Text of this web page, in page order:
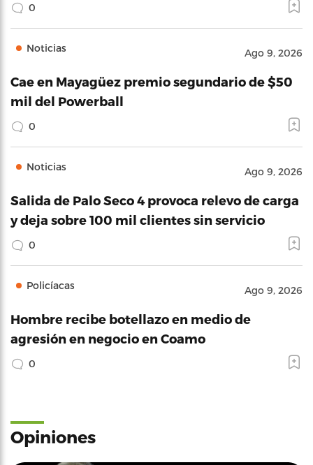
0
Noticias Ago 9, 2026
Cae en Mayagüez premio segundario de $50
mil del Powerball
0
Noticias Ago 9, 2026
Salida de Palo Seco 4 provoca relevo de carga
y deja sobre 100 mil clientes sin servicio
0
Policíacas Ago 9, 2026
Hombre recibe botellazo en medio de
agresión en negocio en Coamo
0
Opiniones